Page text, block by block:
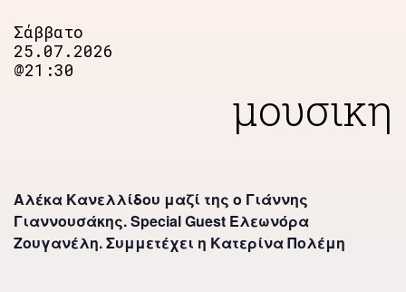
Σάββατο
25.07.2026
@21:30
μουσικη
Αλέκα Κανελλίδου μαζί της ο Γιάννης
Γιαννουσάκης.Special Guest Ελεωνόρα
Ζουγανέλη.Συμμετέχει η Κατερίνα Πολέμη